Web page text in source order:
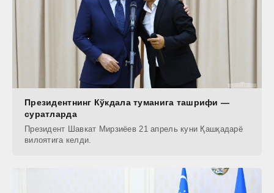
Президентнинг Кўкдала туманига ташрифи —
суратларда
Президент Шавкат Мирзиёев 21 апрель куни Қашқадарё
вилоятига келди.